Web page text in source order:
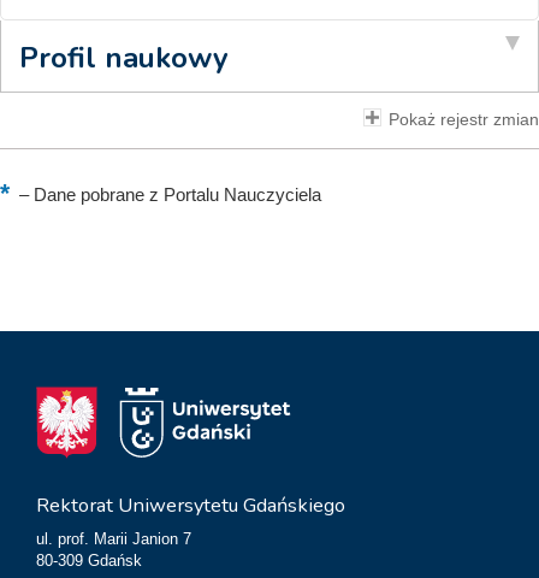
Profil naukowy
Pokaż rejestr zmian
–Dane pobrane z Portalu Nauczyciela
Rektorat Uniwersytetu Gdańskiego
ul. prof. Marii Janion 7
80-309 Gdańsk